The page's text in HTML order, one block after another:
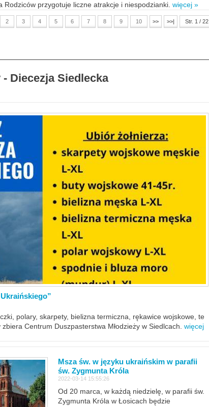
Rodziców przygotuje liczne atrakcje i niespodzianki. więcej »
2 3 4 5 6 7 8 9 10 >> >>| Str. 1 / 22
Diecezja Siedlecka
polary, skarpety, bielizna termiczna, rękawice wojskowe, te
Centrum Duszpasterstwa Młodzieży w Siedlcach. więcej
Msza św. w języku ukraińskim w parafii
św. Zygmunta Króla
2022-03-14 15:55:26
Od 20 marca, w każdą niedzielę, w parafii św.
Zygmunta Króla w Łosicach będzie